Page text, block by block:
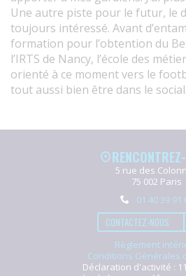
Une autre piste pour le futur, le
toujours intéressé. Avant
formation pour l’obtention du
l’IRTS de Nancy, l’école des
orienté à ce moment vers le
tout aussi bien être dans le social.
5 rue des
75 002 Paris
01 40 39 91
CONTACTEZ-NOUS
Règlement
Conditions Générales
Déclaration d'activité :